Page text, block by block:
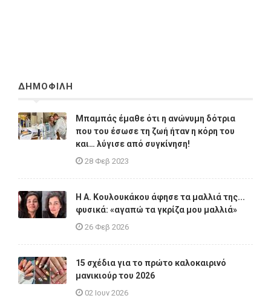
ΔΗΜΟΦΙΛΗ
Μπαμπάς έμαθε ότι η ανώνυμη δότρια
που του έσωσε τη ζωή ήταν η κόρη του
και… λύγισε από συγκίνηση!
28 Φεβ 2023
Η A. Κουλουκάκου άφησε τα μαλλιά της...
φυσικά: «αγαπώ τα γκρίζα μου μαλλιά»
26 Φεβ 2026
15 σχέδια για το πρώτο καλοκαιρινό
μανικιούρ του 2026
02 Ιουν 2026